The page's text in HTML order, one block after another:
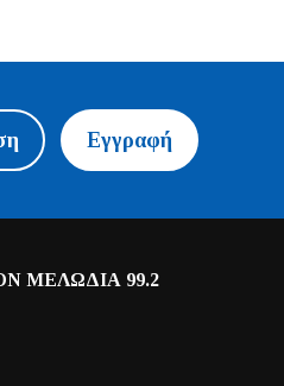
Εγγραφή
ΜΕΛΩΔΙΑ 99.2